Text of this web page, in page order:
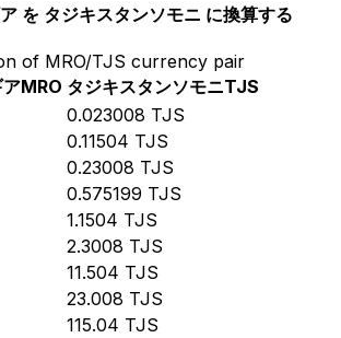
を タジキスタンソモニ に換算する
of MRO/TJS currency pair
MRO タジキスタンソモニTJS
0.023008 TJS
0.11504 TJS
0.23008 TJS
0.575199 TJS
1.1504 TJS
2.3008 TJS
11.504 TJS
23.008 TJS
115.04 TJS